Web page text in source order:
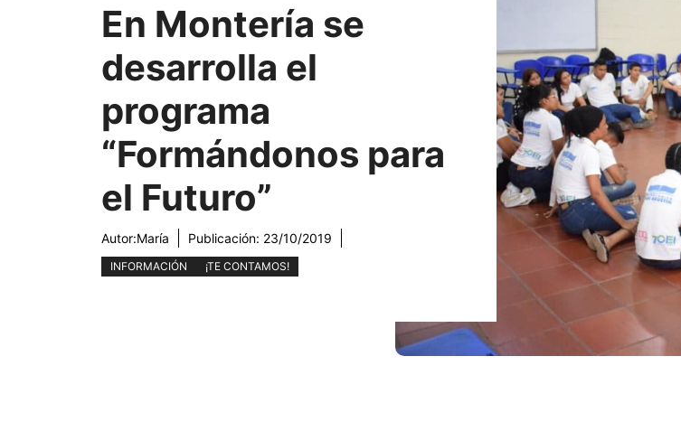
En Montería se
desarrolla el
programa
“Formándonos para
el Futuro”
Autor:María Publicación: 23/10/2019
INFORMACIÓN ¡TE CONTAMOS!